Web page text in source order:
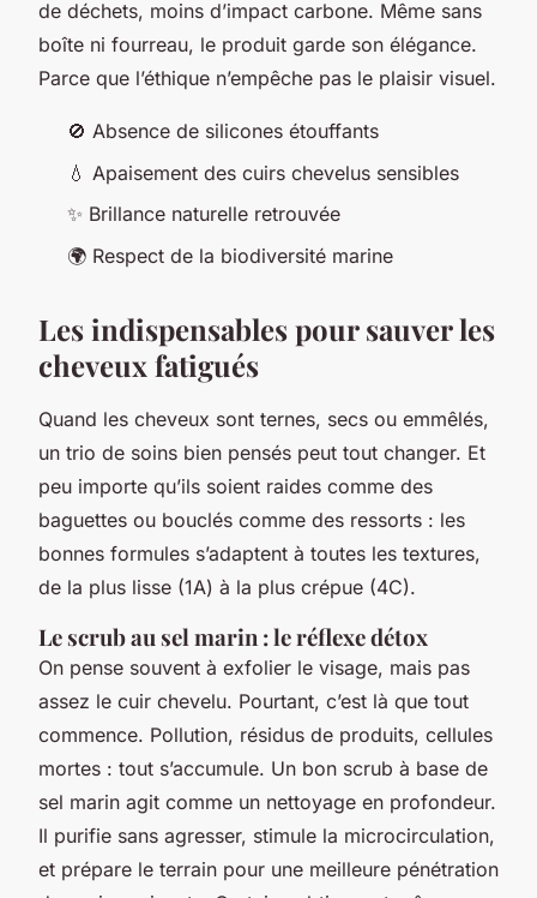
de déchets, moins d’impact carbone. Même sans
boîte ni fourreau, le produit garde son élégance.
Parce que l’éthique n’empêche pas le plaisir visuel.
🚫 Absence de silicones étouffants
💧 Apaisement des cuirs chevelus sensibles
✨ Brillance naturelle retrouvée
🌍 Respect de la biodiversité marine
Les indispensables pour sauver les
cheveux fatigués
Quand les cheveux sont ternes, secs ou emmêlés,
un trio de soins bien pensés peut tout changer. Et
peu importe qu’ils soient raides comme des
baguettes ou bouclés comme des ressorts : les
bonnes formules s’adaptent à toutes les textures,
de la plus lisse (1A) à la plus crépue (4C).
Le scrub au sel marin : le réflexe détox
On pense souvent à exfolier le visage, mais pas
assez le cuir chevelu. Pourtant, c’est là que tout
commence. Pollution, résidus de produits, cellules
mortes : tout s’accumule. Un bon scrub à base de
sel marin agit comme un nettoyage en profondeur.
Il purifie sans agresser, stimule la microcirculation,
et prépare le terrain pour une meilleure pénétration